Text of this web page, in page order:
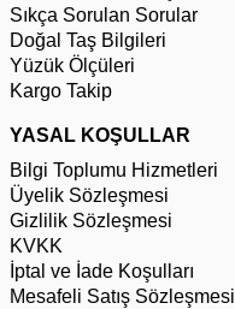
Sıkça Sorulan Sorular
Doğal Taş Bilgileri
Yüzük Ölçüleri
Kargo Takip
YASAL KOŞULLAR
Bilgi Toplumu Hizmetleri
Üyelik Sözleşmesi
Gizlilik Sözleşmesi
KVKK
İptal ve İade Koşulları
Mesafeli Satış Sözleşmesi